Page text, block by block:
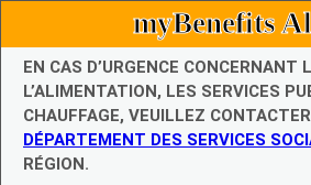
myBenefits
EN CAS D’URGENCE CONCERNANT
L’ALIMENTATION, LES SERVICES
CHAUFFAGE, VEUILLEZ
DÉPARTEMENT DES SERVICES
RÉGION.